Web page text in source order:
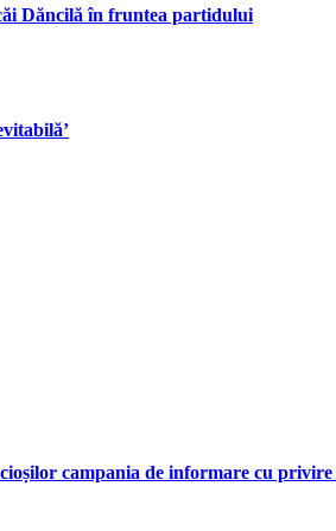
Dăncilă în fruntea partidului
campania de informare cu